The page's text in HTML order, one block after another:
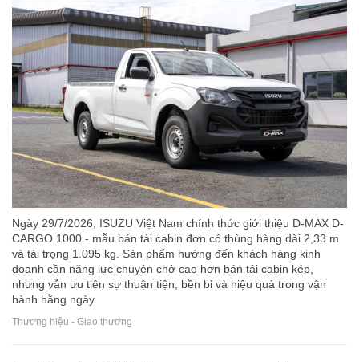
Ngày 29/7/2026, ISUZU Việt Nam chính thức giới thiệu D-MAX D-
CARGO 1000 - mẫu bán tải cabin đơn có thùng hàng dài 2,33 m
và tải trọng 1.095 kg. Sản phẩm hướng đến khách hàng kinh
doanh cần năng lực chuyên chở cao hơn bán tải cabin kép,
nhưng vẫn ưu tiên sự thuận tiện, bền bỉ và hiệu quả trong vận
hành hằng ngày.
Thương hiệu - Giao thương